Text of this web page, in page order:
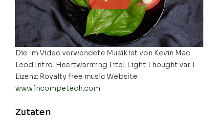
Die Im Video verwendete Musik ist von Kevin Mac
Leod Intro: Heartwarming Titel: Light Thought var 1
Lizenz: Royalty free music Website:
www.incompetech.com
Zutaten